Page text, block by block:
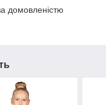
домовленістю